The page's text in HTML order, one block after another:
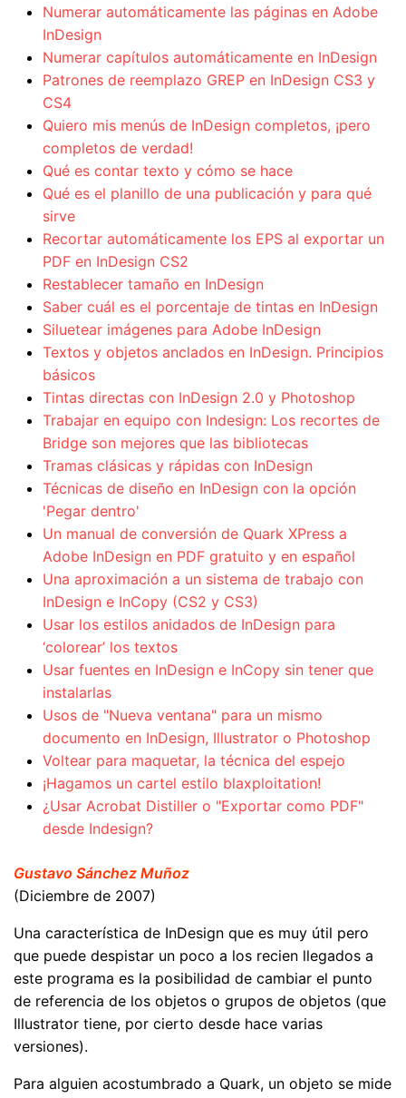
Numerar automáticamente las páginas en Adobe
InDesign
Numerar capítulos automáticamente en InDesign
Patrones de reemplazo GREP en InDesign CS3 y
CS4
Quiero mis menús de InDesign completos, ¡pero
completos de verdad!
Qué es contar texto y cómo se hace
Qué es el planillo de una publicación y para qué
sirve
Recortar automáticamente los EPS al exportar un
PDF en InDesign CS2
Restablecer tamaño en InDesign
Saber cuál es el porcentaje de tintas en InDesign
Siluetear imágenes para Adobe InDesign
Textos y objetos anclados en InDesign. Principios
básicos
Tintas directas con InDesign 2.0 y Photoshop
Trabajar en equipo con Indesign: Los recortes de
Bridge son mejores que las bibliotecas
Tramas clásicas y rápidas con InDesign
Técnicas de diseño en InDesign con la opción
'Pegar dentro'
Un manual de conversión de Quark XPress a
Adobe InDesign en PDF gratuito y en español
Una aproximación a un sistema de trabajo con
InDesign e InCopy (CS2 y CS3)
Usar los estilos anidados de InDesign para
‘colorear’ los textos
Usar fuentes en InDesign e InCopy sin tener que
instalarlas
Usos de "Nueva ventana" para un mismo
documento en InDesign, Illustrator o Photoshop
Voltear para maquetar, la técnica del espejo
¡Hagamos un cartel estilo blaxploitation!
¿Usar Acrobat Distiller o "Exportar como PDF"
desde Indesign?
Gustavo Sánchez Muñoz
(Diciembre de 2007)
Una característica de InDesign que es muy útil pero
que puede despistar un poco a los recien llegados a
este programa es la posibilidad de cambiar el punto
de referencia de los objetos o grupos de objetos (que
Illustrator tiene, por cierto desde hace varias
versiones).
Para alguien acostumbrado a Quark, un objeto se mide